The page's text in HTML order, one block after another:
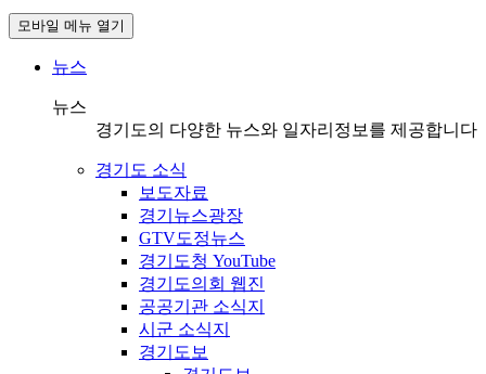
모바일 메뉴 열기
뉴스
뉴스
경기도의 다양한 뉴스와 일자리정보를 제공합니다
경기도 소식
보도자료
경기뉴스광장
GTV도정뉴스
경기도청 YouTube
경기도의회 웹진
공공기관 소식지
시군 소식지
경기도보